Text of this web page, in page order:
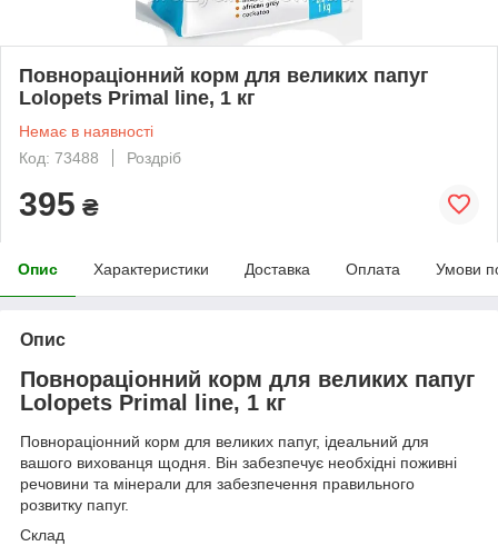
Повнораціонний корм для великих папуг
Lolopets Primal line, 1 кг
Немає в наявності
Код: 73488
Роздріб
395 ₴
Опис Характеристики Доставка Оплата Умови
Опис
Повнораціонний корм для великих папуг
Lolopets Primal line, 1 кг
Повнораціонний корм для великих папуг, ідеальний для
вашого вихованця щодня. Він забезпечує необхідні поживні
речовини та мінерали для забезпечення правильного
розвитку папуг.
Склад